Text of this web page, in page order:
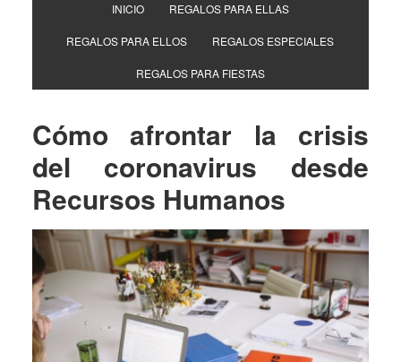
INICIO REGALOS PARA ELLAS
REGALOS PARA ELLOS REGALOS ESPECIALES
REGALOS PARA FIESTAS
Cómo afrontar la crisis
del coronavirus desde
Recursos Humanos